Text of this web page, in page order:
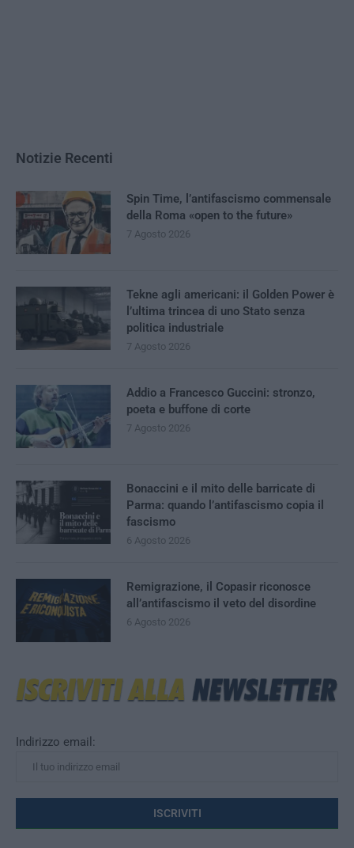
Indirizzo email:
Notizie Recenti
Spin Time, l’antifascismo commensale
della Roma «open to the future»
7 Agosto 2026
Tekne agli americani: il Golden Power è
l’ultima trincea di uno Stato senza
politica industriale
7 Agosto 2026
Addio a Francesco Guccini: stronzo,
poeta e buffone di corte
7 Agosto 2026
Bonaccini e il mito delle barricate di
Parma: quando l’antifascismo copia il
fascismo
6 Agosto 2026
Remigrazione, il Copasir riconosce
all’antifascismo il veto del disordine
6 Agosto 2026